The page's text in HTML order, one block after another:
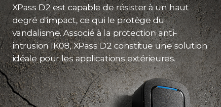
XPass D2 est capable de résister à un haut
degré d'impact, ce qui le protège du
vandalisme. Associé à la protection anti-
intrusion IK08, XPass D2 constitue une solution
idéale pour les applications extérieures.